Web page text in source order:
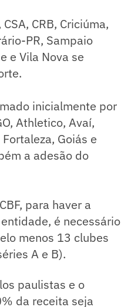
CRB, Criciúma,
PR, Sampaio
e Vila Nova se
inicialmente por
Athletico, Avaí,
Goiás e
a adesão do
para haver a
é necessário
menos 13 clubes
A e B).
paulistas e o
da receita seja